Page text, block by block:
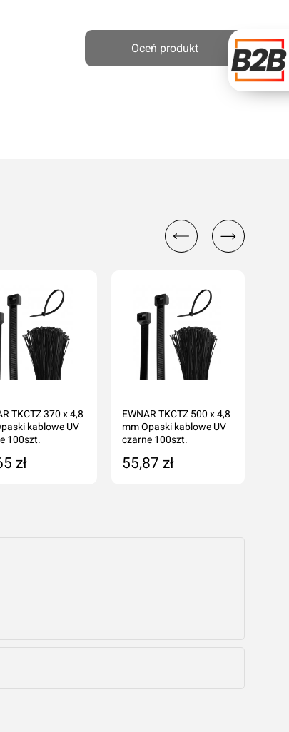
Oceń produkt
TKCTZ 370 x 4,8
kablowe UV
100szt.
zł
EWNAR TKCTZ 500 x 4,8
mm Opaski kablowe UV
czarne 100szt.
55,87 zł